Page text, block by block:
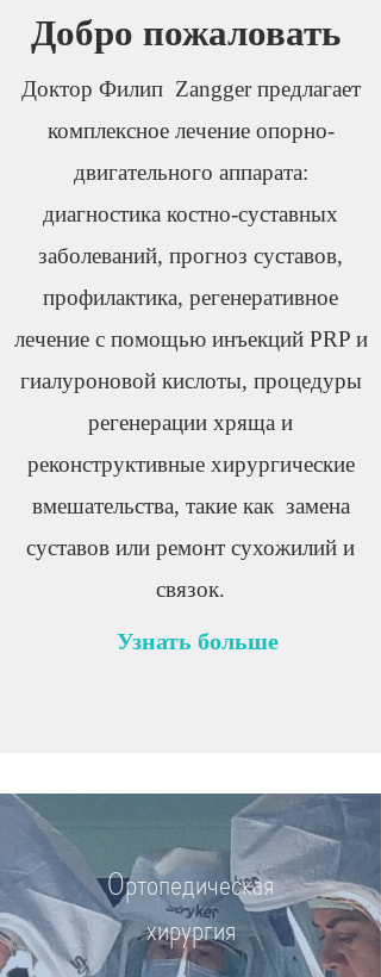
Добро пожаловать
Доктор Филип Zangger предлагает
комплексное лечение опорно-
двигательного аппарата:
диагностика костно-суставных
заболеваний, прогноз суставов,
профилактика, регенеративное
лечение с помощью инъекций PRP и
гиалуроновой кислоты, процедуры
регенерации хряща и
реконструктивные хирургические
вмешательства, такие как замена
суставов или ремонт сухожилий и
связок.
Узнать больше
Ортопедическая
хирургия